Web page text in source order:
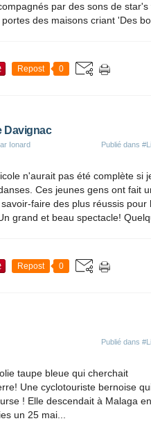
par des sons de star's
des maisons criant 'Des
Repost 0
Davignac
Ionard Publié dans
n'aurait pas été complète si
Ces jeunes gens ont fait
faire des plus réussis pour
grand et beau spectacle!
Repost 0
Publié dans
taupe bleue qui cherchait
Une cyclotouriste bernoise
! Elle descendait à Malaga en
un 25 mai...